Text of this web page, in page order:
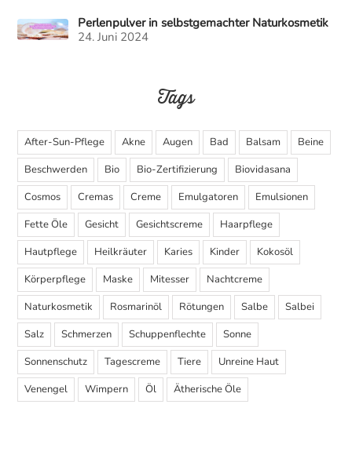
Perlenpulver in selbstgemachter Naturkosmetik
24. Juni 2024
Tags
After-Sun-Pflege Akne Augen Bad Balsam
Beine
Beschwerden
Bio Bio-Zertifizierung
Biovidasana
Cosmos
Cremas Creme Emulgatoren
Emulsionen
Fette Öle
Gesicht Gesichtscreme
Haarpflege
Hautpflege
Heilkräuter Karies Kinder
Kokosöl
Körperpflege
Maske Mitesser
Nachtcreme
Naturkosmetik
Rosmarinöl Rötungen Salbe
Salbei
Salz
Schmerzen Schuppenflechte
Sonne
Sonnenschutz
Tagescreme Tiere
Unreine Haut
Venengel
Wimpern Öl Ätherische Öle